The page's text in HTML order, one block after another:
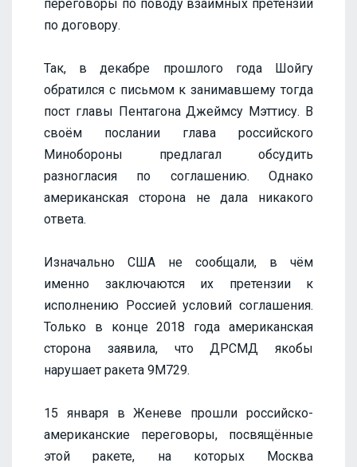
переговоры по поводу взаимных претензий
по договору.
Так, в декабре прошлого года Шойгу
обратился с письмом к занимавшему тогда
пост главы Пентагона Джеймсу Мэттису. В
своём послании глава российского
Минобороны предлагал обсудить
разногласия по соглашению. Однако
американская сторона не дала никакого
ответа.
Изначально США не сообщали, в чём
именно заключаются их претензии к
исполнению Россией условий соглашения.
Только в конце 2018 года американская
сторона заявила, что ДРСМД якобы
нарушает ракета 9М729.
15 января в Женеве прошли российско-
американские переговоры, посвящённые
этой ракете, на которых Москва